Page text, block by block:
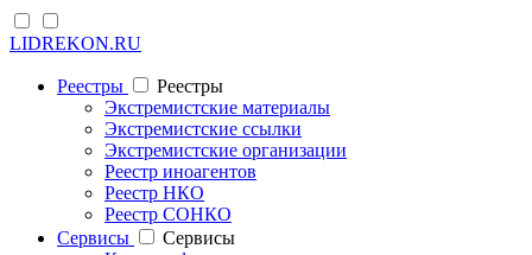
LIDREKON.RU
Реестры
Реестры
Экстремистские материалы
Экстремистские ссылки
Экстремистские организации
Реестр иноагентов
Реестр НКО
Реестр СОНКО
Cервисы
Cервисы